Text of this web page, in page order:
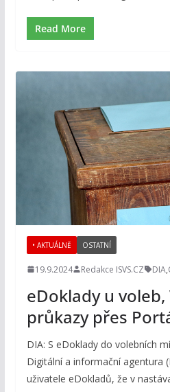
Read More
• AKTUÁLNĚ OSTATNÍ
19.9.2024 Redakce ISVS.CZ DIA,
eDoklady u voleb,
průkazy přes
DIA: S eDoklady do volebních
Digitální a informační agentura
uživatele eDokladů, že v